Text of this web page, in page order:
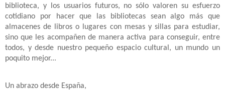
biblioteca, y los usuarios futuros, no sólo valoren su esfuerzo
cotidiano por hacer que las bibliotecas sean algo más que
almacenes de libros o lugares con mesas y sillas para estudiar,
sino que les acompañen de manera activa para conseguir, entre
todos, y desde nuestro pequeño espacio cultural, un mundo un
poquito mejor...
Un abrazo desde España,